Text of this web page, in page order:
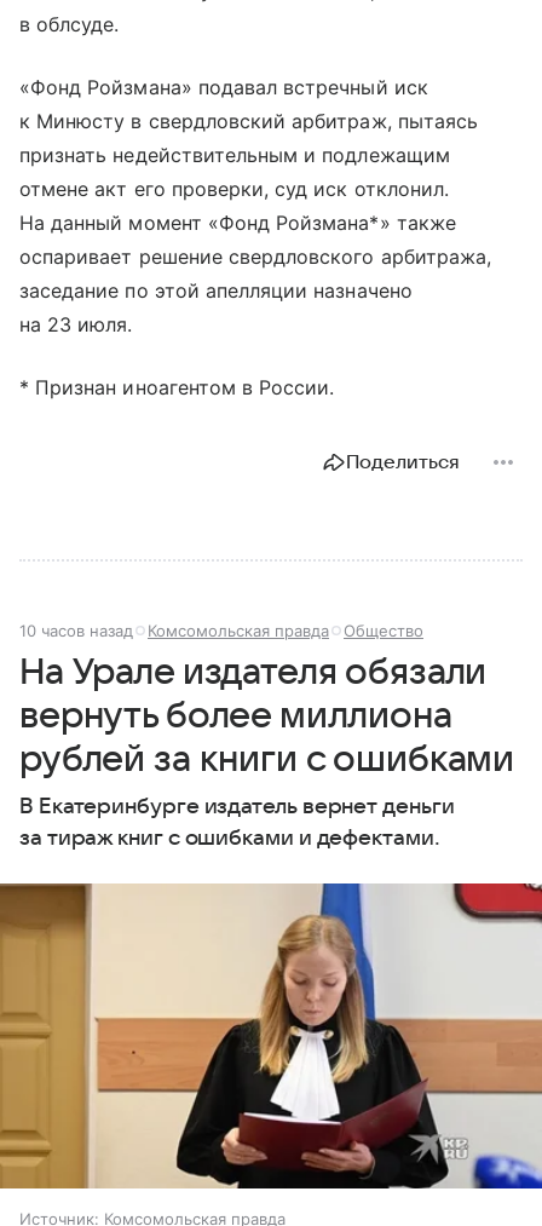
в облсуде.
«Фонд Ройзмана» подавал встречный иск
к Минюсту в свердловский арбитраж, пытаясь
признать недействительным и подлежащим
отмене акт его проверки, суд иск отклонил.
На данный момент «Фонд Ройзмана*» также
оспаривает решение свердловского арбитража,
заседание по этой апелляции назначено
на 23 июля.
* Признан иноагентом в России.
Поделиться
10 часов назад Комсомольская правда Общество
На Урале издателя обязали
вернуть более миллиона
рублей за книги с ошибками
В Екатеринбурге издатель вернет деньги
за тираж книг с ошибками и дефектами.
Источник: Комсомольская правда